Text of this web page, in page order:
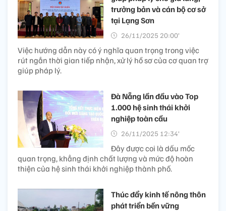
trưởng bản và cán bộ cơ sở
tại Lạng Sơn
26/11/2025 20:00’
Việc hướng dẫn này có ý nghĩa quan trọng trong việc
rút ngắn thời gian tiếp nhận, xử lý hồ sơ của cơ quan trợ
giúp pháp lý.
Đà Nẵng lần đầu vào Top
1.000 hệ sinh thái khởi
nghiệp toàn cầu
26/11/2025 12:34’
Đây được coi là dấu mốc
quan trọng, khẳng định chất lượng và mức độ hoàn
thiện của hệ sinh thái khởi nghiệp thành phố.
Thúc đẩy kinh tế nông thôn
phát triển bền vững